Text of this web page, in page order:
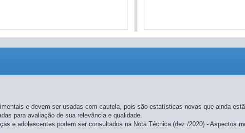
e devem ser usadas com cautela, pois são estatísticas novas que ainda
para avaliação de sua relevância e qualidade.
e adolescentes podem ser consultados na Nota Técnica (dez./2020) - Aspectos